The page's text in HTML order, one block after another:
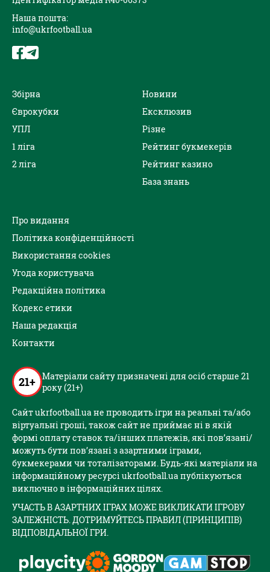
Наша пошта:
info@ukrfootball.ua
Збірна
Єврокубки
УПЛ
1 ліга
2 ліга
Новини
Ексклюзив
Різне
Рейтинг букмекерів
Рейтинг казино
База знань
Про видання
Політика конфіденційності
Використання cookies
Угода користувача
Редакційна політика
Кодекс етики
Наша редакція
Контакти
21+ Матеріали сайту призначені для осіб старше 21
року (21+)
Сайт ukrfootball.ua не проводить ігри на реальні та/або
віртуальні гроші, також сайт не приймає ні в якій
формі оплату ставок та/інших платежів, які пов’язані/
можуть бути пов’язані з азартними іграми,
букмекерами чи тоталізаторами. Будь-які матеріали на
інформаційному ресурсі ukrfootball.ua публікуються
виключно в інформаційних цілях.
УЧАСТЬ В АЗАРТНИХ ІГРАХ МОЖЕ ВИКЛИКАТИ ІГРОВУ
ЗАЛЕЖНІСТЬ. ДОТРИМУЙТЕСЬ ПРАВИЛ (ПРИНЦИПІВ)
ВІДПОВІДАЛЬНОЇ ГРИ.